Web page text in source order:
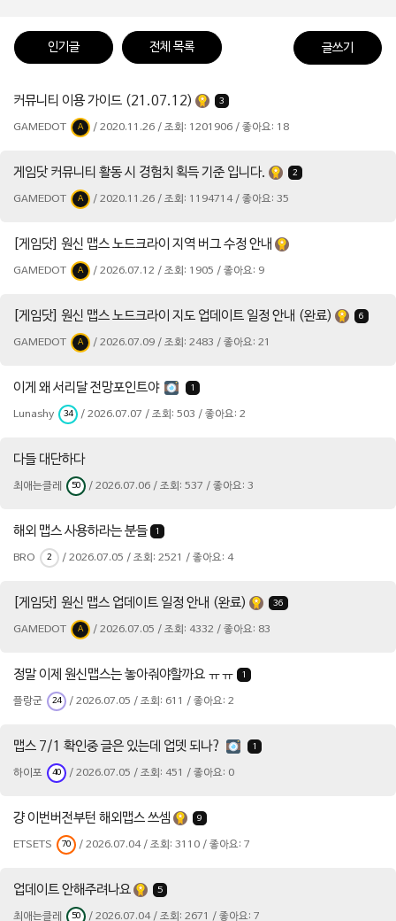
인기글 전체 목록 글쓰기
커뮤니티 이용 가이드 (21.07.12) 3
GAMEDOT A / 2020.11.26 / 조회: 1201906 / 좋아요: 18
게임닷 커뮤니티 활동 시 경험치 획득 기준 입니다. 2
GAMEDOT A / 2020.11.26 / 조회: 1194714 / 좋아요: 35
[게임닷] 원신 맵스 노드크라이 지역 버그 수정 안내
GAMEDOT A / 2026.07.12 / 조회: 1905 / 좋아요: 9
[게임닷] 원신 맵스 노드크라이 지도 업데이트 일정 안내 (완료) 6
GAMEDOT A / 2026.07.09 / 조회: 2483 / 좋아요: 21
이게 왜 서리달 전망포인트야 1
Lunashy 34 / 2026.07.07 / 조회: 503 / 좋아요: 2
다들 대단하다
최애는클레 50 / 2026.07.06 / 조회: 537 / 좋아요: 3
해외 맵스 사용하라는 분들 1
BRO 2 / 2026.07.05 / 조회: 2521 / 좋아요: 4
[게임닷] 원신 맵스 업데이트 일정 안내 (완료) 36
GAMEDOT A / 2026.07.05 / 조회: 4332 / 좋아요: 83
정말 이제 원신맵스는 놓아줘야할까요 ㅠㅠ 1
플랑군 24 / 2026.07.05 / 조회: 611 / 좋아요: 2
맵스 7/1 확인중 글은 있는데 업뎃 되나? 1
하이포 40 / 2026.07.05 / 조회: 451 / 좋아요: 0
걍 이번버전부턴 해외맵스 쓰셈 9
ETSETS 70 / 2026.07.04 / 조회: 3110 / 좋아요: 7
업데이트 안해주려나요 5
최애는클레 50 / 2026.07.04 / 조회: 2671 / 좋아요: 7